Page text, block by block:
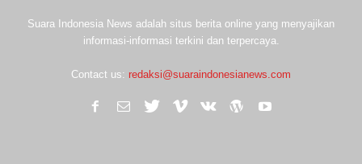
Suara Indonesia News adalah situs berita online yang menyajikan
informasi-informasi terkini dan terpercaya.
Contact us: redaksi@suaraindonesianews.com